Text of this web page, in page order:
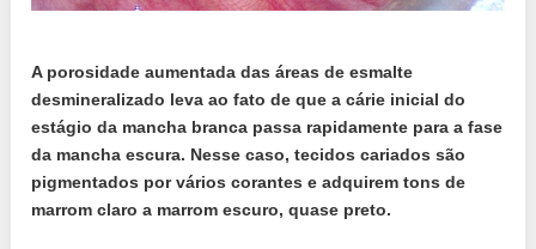
A porosidade aumentada das áreas de esmalte
desmineralizado leva ao fato de que a cárie inicial do
estágio da mancha branca passa rapidamente para a fase
da mancha escura. Nesse caso, tecidos cariados são
pigmentados por vários corantes e adquirem tons de
marrom claro a marrom escuro, quase preto.